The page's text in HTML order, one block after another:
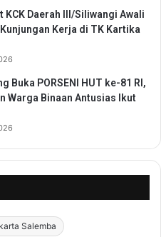
KCK Daerah III/Siliwangi Awali
Kerja di TK Kartika
Buka PORSENI HUT ke-81 RI,
Warga Binaan Antusias Ikut
Salemba